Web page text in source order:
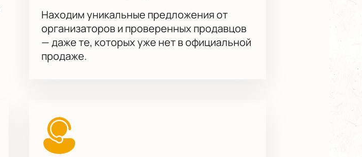
Находим уникальные предложения от
организаторов и проверенных продавцов
— даже те, которых уже нет в официальной
продаже.